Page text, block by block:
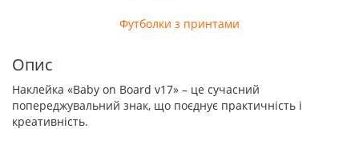
Футболки з принтами
Опис
Наклейка «Baby on Board v17» – це сучасний
попереджувальний знак, що поєднує практичність і
креативність.